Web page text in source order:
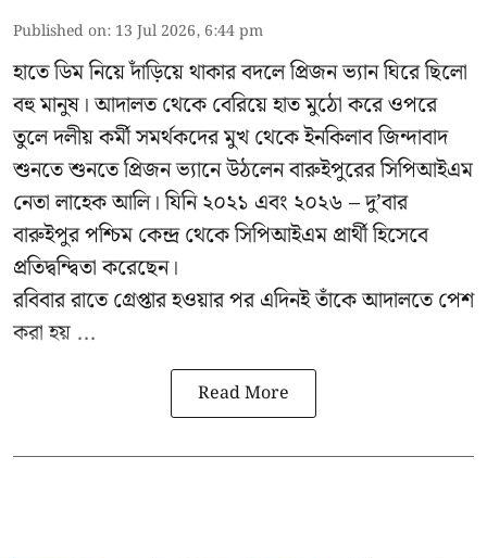
Published on: 13 Jul 2026, 6:44 pm
হাতে ডিম নিয়ে দাঁড়িয়ে থাকার বদলে প্রিজন ভ্যান ঘিরে ছিলো
বহু মানুষ। আদালত থেকে বেরিয়ে হাত মুঠো করে ওপরে
তুলে দলীয় কর্মী সমর্থকদের মুখ থেকে ইনকিলাব জিন্দাবাদ
শুনতে শুনতে প্রিজন ভ্যানে উঠলেন বারুইপুরের সিপিআইএম
নেতা লাহেক আলি। যিনি ২০২১ এবং ২০২৬ – দু’বার
বারুইপুর পশ্চিম কেন্দ্র থেকে সিপিআইএম প্রার্থী হিসেবে
প্রতিদ্বন্দ্বিতা করেছেন।
রবিবার রাতে গ্রেপ্তার হওয়ার পর এদিনই তাঁকে আদালতে পেশ
করা হয় ...
Read More